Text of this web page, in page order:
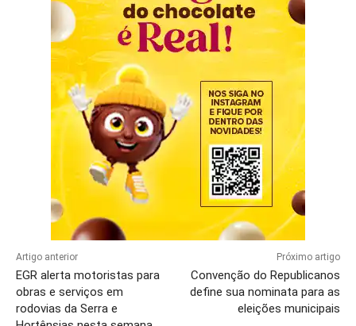
Artigo anterior
EGR alerta motoristas para
obras e serviços em
rodovias da Serra e
Próximo artigo
Convenção do Republicanos
define sua nominata para as
eleições municipais